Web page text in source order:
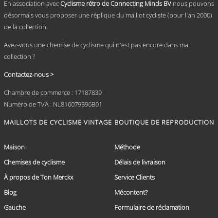
En association avecCyclisme rétro de Connecting Minds BV nous pouvons
désormais vous proposer une réplique du maillot cycliste (pour l'an 2000)
de la collection.
Avez-vous une chemise de cyclisme qui n'est pas encore dans ma
collection ?
Contactez-nous >
Chambre de commerce : 17187839
Numéro de TVA : NL816079596B01
MAILLOTS DE CYCLISME VINTAGE
Maison
Chemises de cyclisme
À propos de Ton Merckx
Blog
Gauche
BOUTIQUE DE REPRODUCTION
Méthode
Délais de livraison
Service Clients
Mécontent?
Formulaire de réclamation